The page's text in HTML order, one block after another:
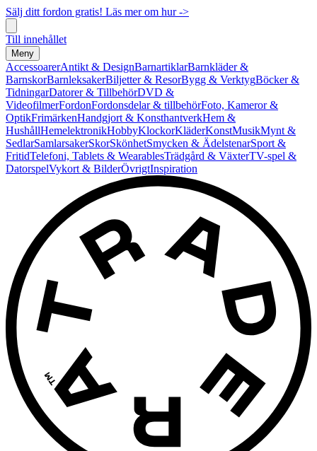
Sälj ditt fordon gratis! Läs mer om hur ->
Till innehållet
Meny
AccessoarerAntikt & DesignBarnartiklarBarnkläder &
BarnskorBarnleksakerBiljetter & ResorBygg & VerktygBöcker &
TidningarDatorer & TillbehörDVD &
VideofilmerFordonFordonsdelar & tillbehörFoto, Kameror &
OptikFrimärkenHandgjort & KonsthantverkHem &
HushållHemelektronikHobbyKlockorKläderKonstMusikMynt &
SedlarSamlarsakerSkorSkönhetSmycken & ÄdelstenarSport &
FritidTelefoni, Tablets & WearablesTrädgård & VäxterTV-spel &
DatorspelVykort & BilderÖvrigtInspiration